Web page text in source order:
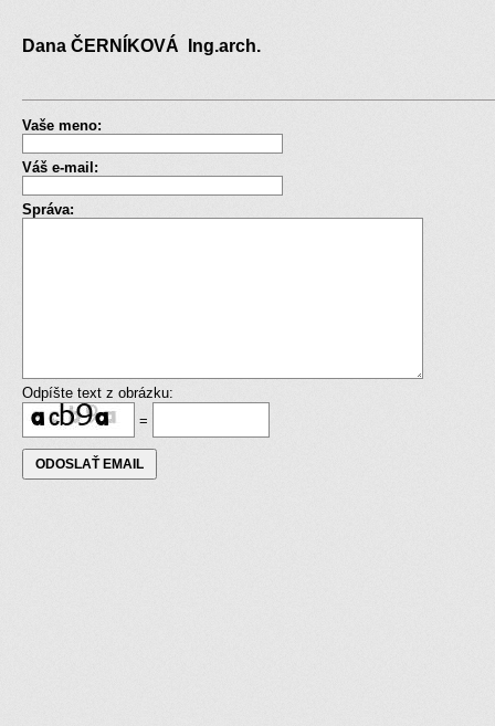
Dana ČERNÍKOVÁ Ing.arch.
Vaše meno:
Váš e-mail:
Správa:
Odpíšte text z obrázku:
=